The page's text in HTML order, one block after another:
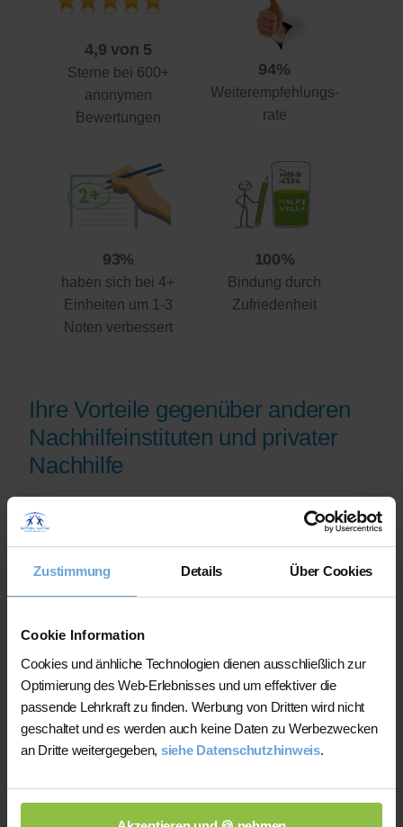
Zustimmung Details Über Cookies
Cookie Information
Cookies und änhliche Technologien dienen ausschließlich zur
Optimierung des Web-Erlebnisses und um effektiver die
passende Lehrkraft zu finden. Werbung von Dritten wird nicht
geschaltet und es werden auch keine Daten zu Werbezwecken
an Dritte weitergegeben, siehe Datenschutzhinweis.
4,9 von 5
Sterne bei 600+
anonymen
Bewertungen
94%
Weiterempfehlungs-
rate
93%
haben sich bei 4+
Einheiten um 1-3
Noten verbessert
100%
Bindung durch
Zufriedenheit
Ihre Vorteile gegenüber anderen
Nachhilfeinstituten und privater
Nachhilfe
Nachhilfelehrer/innen, die sich mit den
aktuellen Themen auskennen und ihre
Qualifikation anhand ihres Studiums, ihrer
Unterrichtserfahrung und ihres erfolgreichen
können
Wir helfen Ihnen dabei binnen kürzester Zeit
die zu Ihrem Bedarf passende Nachhilfekraft
zu finden und suchen bei Ausfall sofort einen
Ersatzlehrer
Erfolg und der Weiterentwicklung des